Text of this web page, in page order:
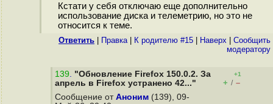
Кстати у себя отключаю еще дополнительно
использование диска и телеметрию, но это не
относится к теме.
Ответить Правка| К родителю #15 Наверх
Cообщить
модератору
139. "Обновление Firefox 150.0.2. За
апрель в Firefox устранено 42..."
+1
+ / –
Сообщение от Аноним (139), 09-